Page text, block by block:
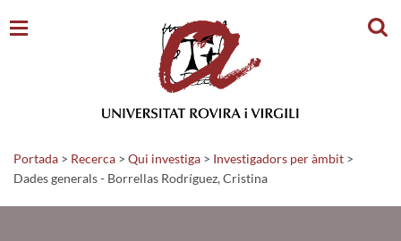
Portada > Recerca > Qui investiga > Investigadors per àmbit >
Dades generals - Borrellas Rodríguez, Cristina